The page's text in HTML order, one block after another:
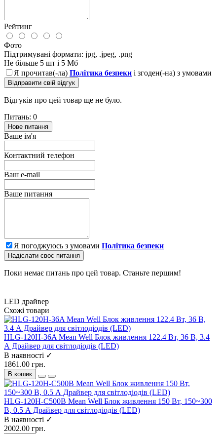
Рейтинг
Фото
Підтримувані формати: jpg, .jpeg, .png
Не більше 5 шт і 5 Мб
Я прочитав(-ла) Політика безпеки і згоден(-на) з умовами
Відправити свій відгук
Відгуків про цей товар ще не було.
Питань: 0
Нове питання
Ваше ім'я
Контактний телефон
Ваш e-mail
Ваше питання
Я погоджуюсь з умовами Політика безпеки
Надіслати своє питання
Поки немає питань про цей товар. Станьте першим!
LED драйвер
Схожі товари
HLG-120H-36A Mean Well Блок живлення 122.4 Вт, 36 В, 3.4
А Драйвер для світлодіодів (LED)
В наявності ✓
1861.00 грн.
В кошик
HLG-120H-C500B Mean Well Блок живлення 150 Вт, 150~300
В, 0.5 А Драйвер для світлодіодів (LED)
В наявності ✓
2002.00 грн.